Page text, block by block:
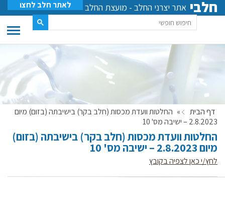
חלבי אתר יצרני החלב - מועצת החלב לאתר חלב לחצו
דף הבית » החלטות וועדת מכסות (חלב בקר) בישיבתה (בזום) מיום
2.8.2023 – ישיבה מס' 10
החלטות וועדת מכסות (חלב בקר) בישיבתה (בזום)
מיום 2.8.2023 – ישיבה מס' 10
לחץ/י כאן לצפיה בקובץ